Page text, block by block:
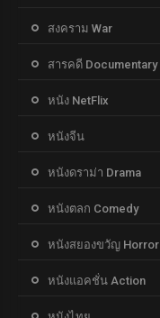
สงคราม War
สารคดี Documentary
หนัง NetFlix
หนังจีน
หนังดราม่า Drama
หนังตลก Comedy
หนังสยองขวัญ Horror
หนังแอคชั่น Action